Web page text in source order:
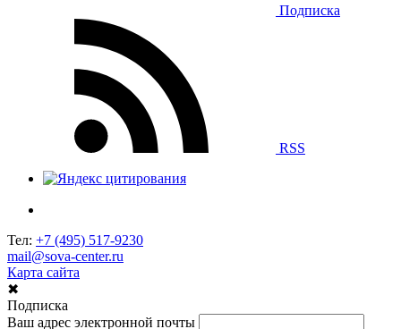
Подписка
RSS
Тел: +7 (495) 517-9230
mail@sova-center.ru
Карта сайта
✖
Подписка
Ваш адрес электронной почты